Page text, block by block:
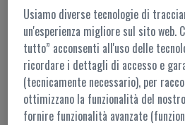
ACCESSO AL
I contenuti di questo portale sono
L'accesso è possibile
Usiamo diverse tecnologie di
un'esperienza migliore sul sito web.
tutto” acconsenti all'uso delle
ricordare i dettagli di accesso e
(tecnicamente necessario), per
ottimizzano la funzionalità del
fornire funzionalità avanzate